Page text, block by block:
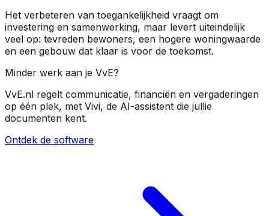
Het verbeteren van toegankelijkheid vraagt om
investering en samenwerking, maar levert uiteindelijk
veel op: tevreden bewoners, een hogere woningwaarde
en een gebouw dat klaar is voor de toekomst.
Minder werk aan je VvE?
VvE.nl regelt communicatie, financiën en vergaderingen
op één plek, met Vivi, de AI-assistent die jullie
documenten kent.
Ontdek de software